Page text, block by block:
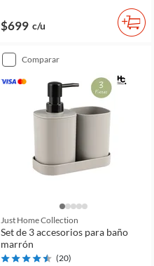
$699 c/u
comparar
Just Home Collection
Set de 3 accesorios para baño
marrón
(20)